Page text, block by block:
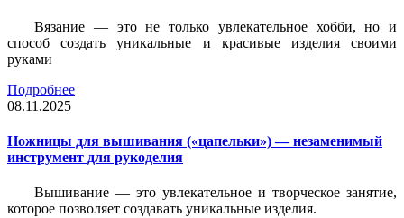
Вязание — это не только увлекательное хобби, но и
способ создать уникальные и красивые изделия своими
руками
Подробнее
08.11.2025
Ножницы для вышивания («цапельки») — незаменимый
инструмент для рукоделия
Вышивание — это увлекательное и творческое занятие,
которое позволяет создавать уникальные изделия.